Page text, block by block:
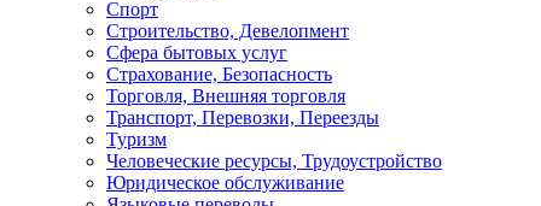
Спорт
Строительство, Девелопмент
Сфера бытовых услуг
Страхование, Безопасность
Торговля, Внешняя торговля
Транспорт, Перевозки, Переезды
Туризм
Человеческие ресурсы, Трудоустройство
Юридическое обслуживание